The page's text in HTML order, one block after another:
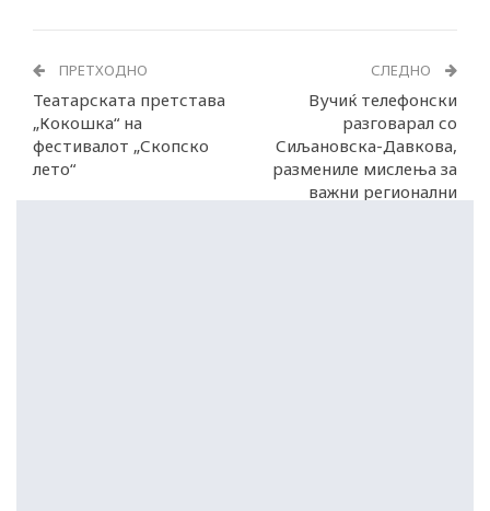
ПРЕТХОДНО
Театарската претстава
„Кокошка“ на
фестивалот „Скопско
лето“
СЛЕДНО
Вучиќ телефонски
разговарал со
Сиљановска-Давкова,
размениле мислења за
важни регионални